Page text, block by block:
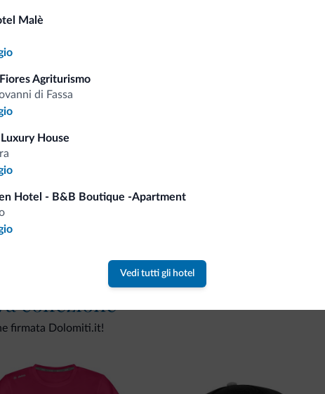
Malè
Agriturismo
di Fassa
House
Hotel - B&B Boutique -Apartment
Vedi tutti gli hotel
Riceverai informazioni, offerte esclusive
collezione
firmata Dolomiti.it!